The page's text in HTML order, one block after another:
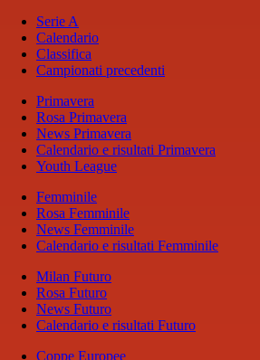
Serie A
Calendario
Classifica
Campionati precedenti
Primavera
Rosa Primavera
News Primavera
Calendario e risultati Primavera
Youth League
Femminile
Rosa Femminile
News Femminile
Calendario e risultati Femminile
Milan Futuro
Rosa Futuro
News Futuro
Calendario e risultati Futuro
Coppe Europee